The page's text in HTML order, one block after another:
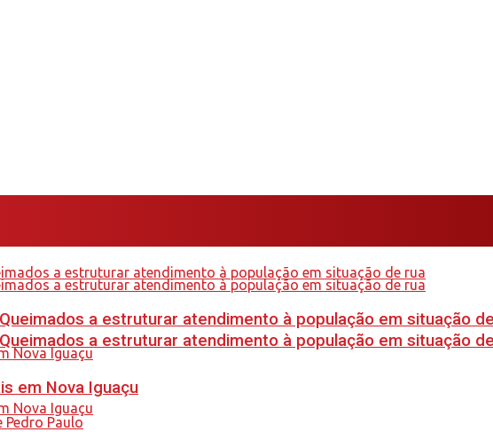
a estruturar atendimento à população em situação
a estruturar atendimento à população em situação
em Nova Iguaçu